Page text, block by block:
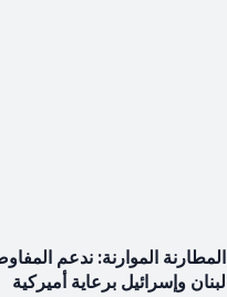
المطارنة الموارنة: ندعم
لبنان وإسرائيل برعاية أميركية